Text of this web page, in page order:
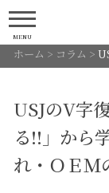
MENU
ホーム > コラム >
USJのV字
る!!」から
れ・ＯＥＭ